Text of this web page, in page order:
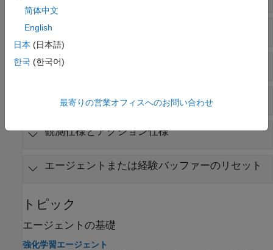
アクターおよびクリティックの取得と設定
アクションの取得
経験バッファー
観測仕様とアクション仕様
エージェントまたは経験バッファーのリセット
トピック
エージェントの基礎
強化学習エージェント
简体中文
English
日本 (日本語)
한국 (한국어)
最寄りの営業オフィスへのお問い合わせ